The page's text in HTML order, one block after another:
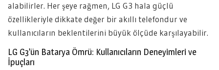
alabilirler. Her şeye rağmen, LG G3 hala güçlü
özellikleriyle dikkate değer bir akıllı telefondur ve
kullanıcıların beklentilerini büyük ölçüde karşılayabilir.
LG G3’ün Batarya Ömrü: Kullanıcıların Deneyimleri ve
İpuçları